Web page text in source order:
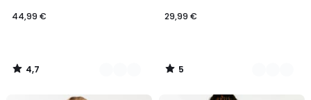
44,99 €
4,7
/
29,99 €
5
/